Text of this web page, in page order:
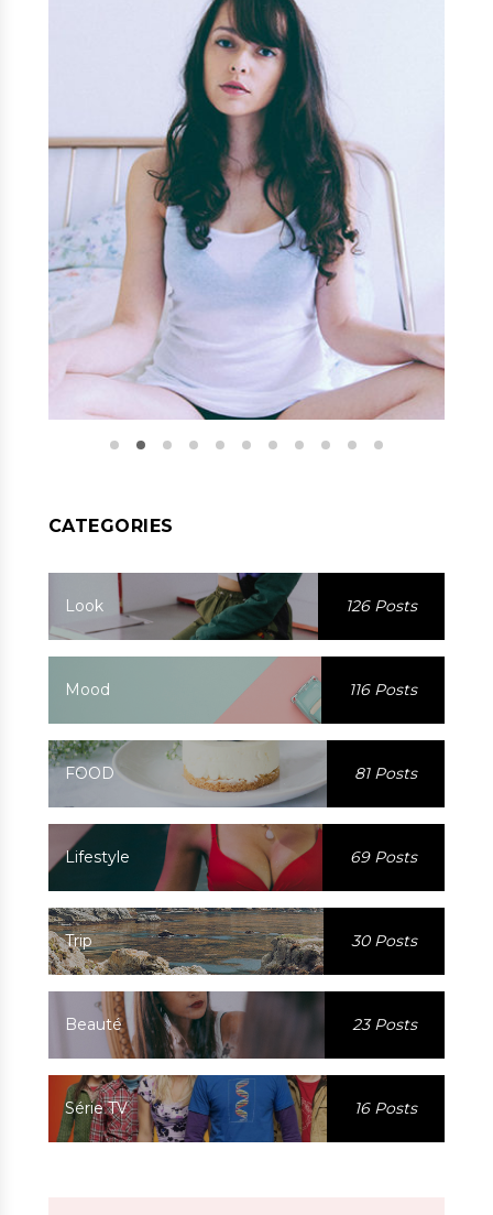
CATEGORIES
Look 126 Posts
Mood 116 Posts
FOOD 81 Posts
Lifestyle 69 Posts
Trip 30 Posts
Beauté 23 Posts
Série TV 16 Posts